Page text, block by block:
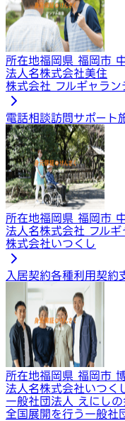
所在地福岡県 福岡市
法人名株式会社美住
株式会社 フルギャラン
電話相談訪問サポート
所在地福岡県 福岡市
法人名株式会社 フルギ
株式会社いつくし
入居契約​​​各種利用契約
所在地福岡県 福岡市
法人名株式会社いつく
一般社団法人 えにし
全国展開を行う一般社